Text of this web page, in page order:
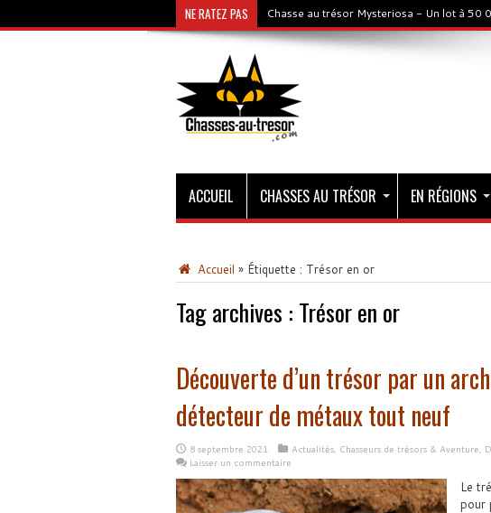
NE RATEZ PAS Chasse au trésor Mysteriosa - Un lot à 50
ACCUEIL CHASSES AU TRÉSOR EN RÉGIONS
Accueil » Étiquette : Trésor en or
Tag archives : Trésor en or
Découverte d’un trésor par un
détecteur de métaux tout neuf
8 septembre 2021 Actualités, Chasseurs de trésors & Aventure,
Laisser un commentaire
Le
pour